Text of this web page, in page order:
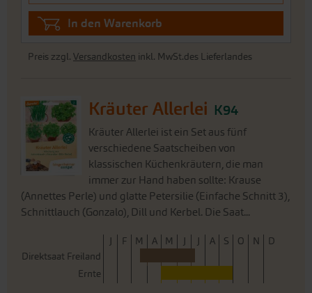
In den Warenkorb
Preis zzgl. Versandkosten inkl. MwSt.des Lieferlandes
Kräuter Allerlei K94
Kräuter Allerlei ist ein Set aus fünf
verschiedene Saatscheiben von
klassischen Küchenkräutern, die man
immer zur Hand haben sollte: Krause
(Annettes Perle) und glatte Petersilie (Einfache Schnitt 3),
Schnittlauch (Gonzalo), Dill und Kerbel. Die Saat...
J F M A M J J A S O N
D
Direktsaat Freiland
Ernte